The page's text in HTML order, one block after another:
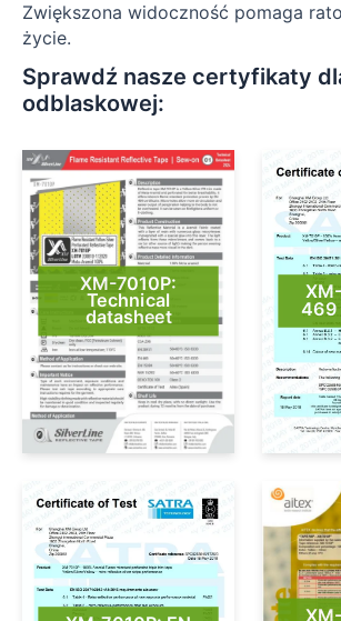
Zwiększona widoczność pomaga
życie.
Sprawdź nasze certyfikaty
odblaskowej:
XM-7010P:
Technical
datasheet 469